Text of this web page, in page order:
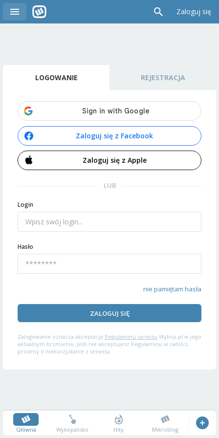
Zaloguj się
LOGOWANIE REJESTRACJA
Zaloguj się z Facebook
Zaloguj się z Apple
LUB
Login
Hasło
nie pamiętam hasła
ZALOGUJ SIĘ
Zalogowanie oznacza akceptację Regulaminu serwisu Wykop.pl w jego
aktualnym brzmieniu. Jeśli nie akceptujesz Regulaminu w całości,
prosimy o niekorzystanie z serwisu.
Główna Wykopalisko Hity Mikroblog